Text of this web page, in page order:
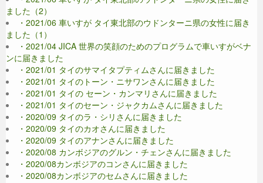
ました（2）
・2021/06 車いすが タイ東北部のウドンターニ県の女性に届き
ました（1）
・2021/04 JICA 世界の笑顔のためのプログラムで車いすがベナ
ンに届きました
・2021/01 タイのサマイタプティムさんに届きました
・2021/01 タイのトーン・ニサワンさんに届きました
・2021/01 タイの セーン・カンマリさんに届きました
・2021/01 タイのセーン・ジャクカムさんに届きました
・2020/09 タイのラ・シリさんに届きました
・2020/09 タイのカオさんに届きました
・2020/09 タイのアナンさんに届きました
・2020/08 カンボジアのグルン・チェンさんに届きました
・2020/08カンボジアのコンさんに届きました
・2020/08カンボジアのセムさんに届きました